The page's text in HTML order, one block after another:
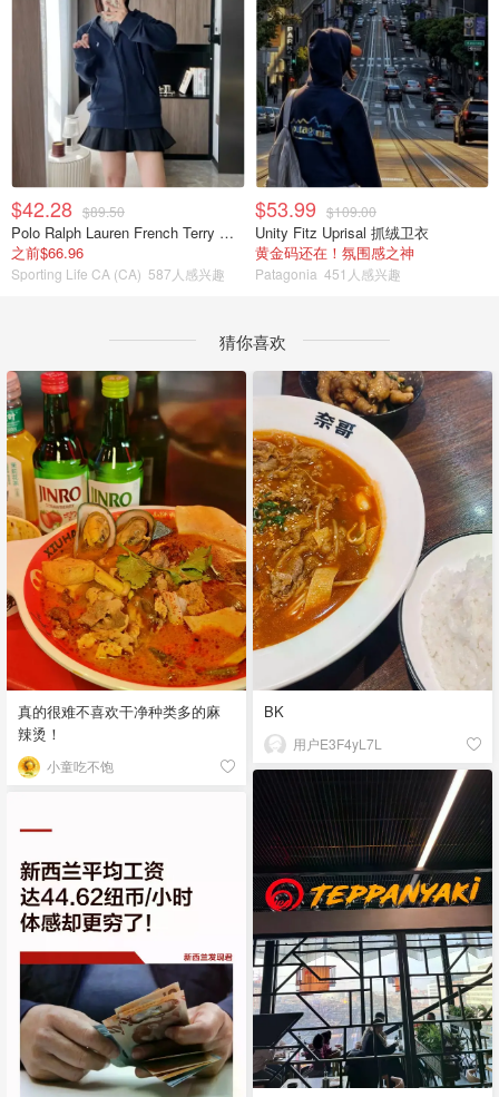
$42.28 $89.50
Polo Ralph Lauren French Terry 女童连帽卫衣 7-16码
之前$66.96
Sporting Life CA (CA) 587人感兴趣
$53.99 $109.00
Unity Fitz Uprisal 抓绒卫衣
黄金码还在！氛围感之神
Patagonia 451人感兴趣
猜你喜欢
真的很难不喜欢干净种类多的麻
辣烫！
小童吃不饱
BK
用户E3F4yL7L